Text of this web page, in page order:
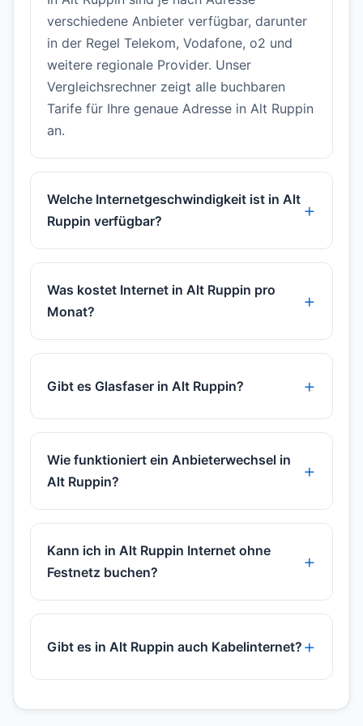
verschiedene Anbieter verfügbar, darunter
in der Regel Telekom, Vodafone, o2 und
weitere regionale Provider. Unser
Vergleichsrechner zeigt alle buchbaren
Tarife für Ihre genaue Adresse in Alt Ruppin
an.
Welche Internetgeschwindigkeit ist in Alt
Ruppin verfügbar?
Was kostet Internet in Alt Ruppin pro
Monat?
Gibt es Glasfaser in Alt Ruppin?
Wie funktioniert ein Anbieterwechsel in
Alt Ruppin?
Kann ich in Alt Ruppin Internet ohne
Festnetz buchen?
Gibt es in Alt Ruppin auch Kabelinternet?